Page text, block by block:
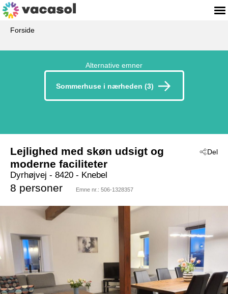
Forside
Alternative emner
Sommerhuse i nærheden (3)
Del
Lejlighed med skøn udsigt og
moderne faciliteter
Dyrhøjvej - 8420 - Knebel
8 personer Emne nr.: 506-1328357